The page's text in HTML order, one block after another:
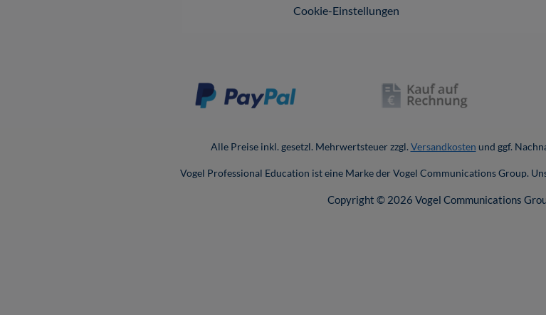
Cookie-Einstellungen
Alle Preise inkl. gesetzl. Mehrwertsteuer zzgl. Versandkosten und ggf.
Vogel Professional Education ist eine Marke der Vogel Communications Group.
Copyright © 2026 Vogel Communications